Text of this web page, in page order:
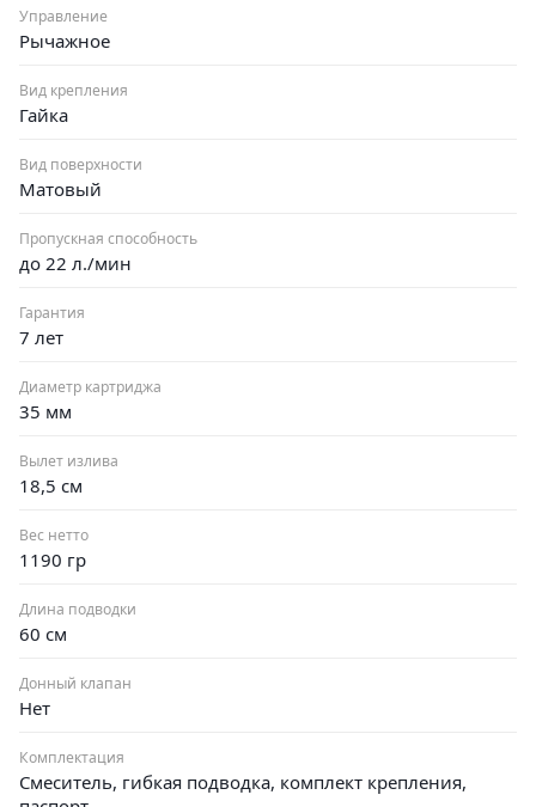
Управление
Рычажное
Вид крепления
Гайка
Вид поверхности
Матовый
Пропускная способность
до 22 л./мин
Гарантия
7 лет
Диаметр картриджа
35 мм
Вылет излива
18,5 см
Вес нетто
1190 гр
Длина подводки
60 см
Донный клапан
Нет
Комплектация
Смеситель, гибкая подводка, комплект крепления,